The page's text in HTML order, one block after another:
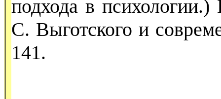
подхода в
С. Выготского и
141.